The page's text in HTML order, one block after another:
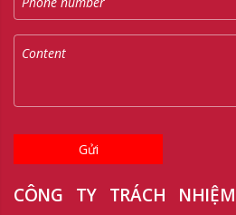
Gửi
CÔNG TY TRÁCH